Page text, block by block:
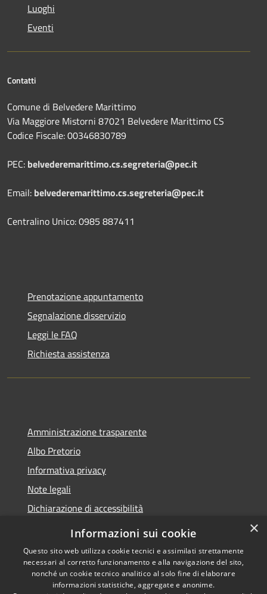
Luoghi
Eventi
Contatti
Comune di Belvedere Marittimo
Via Maggiore Mistorni 87021 Belvedere Marittimo CS
Codice Fiscale: 00346830789
PEC: belvederemarittimo.cs.segreteria@pec.it
Email: belvederemarittimo.cs.segreteria@pec.it
Centralino Unico: 0985 887411
Prenotazione appuntamento
Segnalazione disservizio
Leggi le FAQ
Richiesta assistenza
Amministrazione trasparente
Albo Pretorio
Informativa privacy
Note legali
Dichiarazione di accessibilità
RSS
Accessibilità
Copyright © 2026 • Comune di
Belvedere Marittimo •
×
Informazioni sui cookie
Questo sito web utilizza cookie tecnici e assimilati strettamente
necessari al corretto funzionamento e alla navigazione del sito,
nonché un cookie tecnico analitico al solo fine di elaborare
informazioni statistiche, aggregate e anonime.